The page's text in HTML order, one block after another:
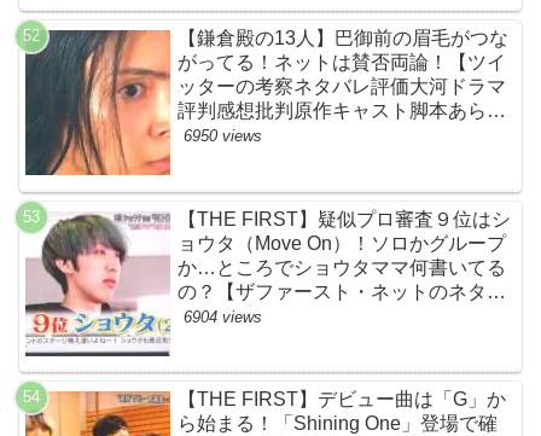
【鎌倉殿の13人】巴御前の眉毛がつな
がってる！ネットは賛否両論！【ツイ
ッターの考察ネタバレ評価大河ドラマ
評判感想批判原作キャスト脚本あらす
じ伏線まとめ犯人黒幕・秋元才加】
6950 views
【THE FIRST】疑似プロ審査９位はシ
ョウタ（Move On）！ソロかグループ
か…ところでショウタママ何書いてる
の？【ザファースト・ネットのネタバ
レ感想考察まとめ・スッキリ・
6904 views
【THE FIRST】デビュー曲は「G」か
ら始まる！「Shining One」登場で確